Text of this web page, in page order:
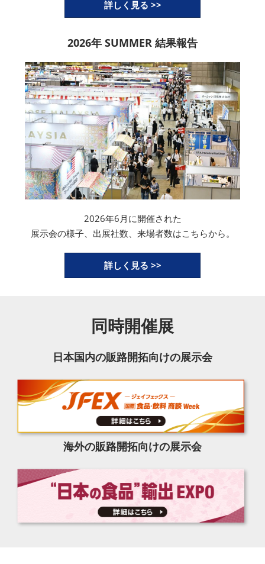
詳しく見る >>
2026年 SUMMER 結果報告
2026年6月に開催された
展示会の様子、出展社数、来場者数はこちらから。
詳しく見る >>
同時開催展
日本国内の販路開拓向けの展示会
海外の販路開拓向けの展示会